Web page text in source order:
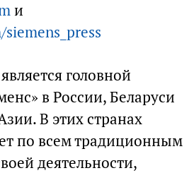
и
является головной
в России, Беларуси
В этих странах
по всем традиционным
деятельности,